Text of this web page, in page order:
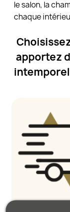
le salon, la
chaque
apportez